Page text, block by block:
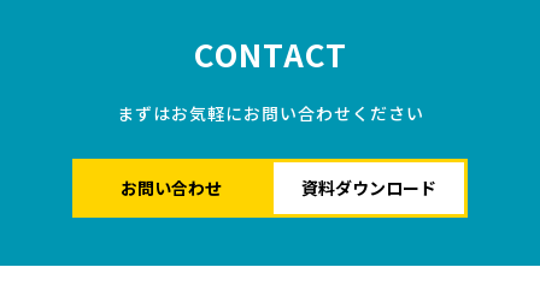
CONTACT
まずはお気軽にお問い合わせください
お問い合わせ 資料ダウンロード